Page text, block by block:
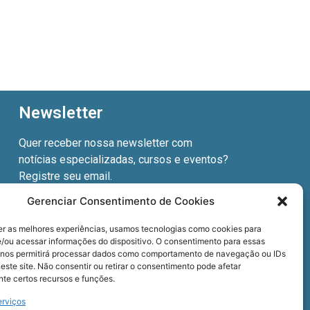
Gerenciar Consentimento de Cookies
as melhores experiências, usamos tecnologias como cookies para
ou acessar informações do dispositivo. O consentimento para essas
permitirá processar dados como comportamento de navegação ou IDs
site. Não consentir ou retirar o consentimento pode afetar
certos recursos e funções.
Newsletter
Quer receber nossa newsletter com
notícias especializadas, cursos e eventos?
Registre seu email.
Termos de usoe aPolítica de privacidade